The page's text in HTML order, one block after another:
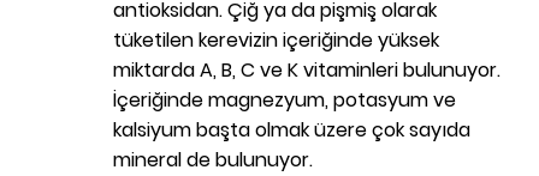
antioksidan. Çiğ ya da pişmiş olarak
tüketilen kerevizin içeriğinde yüksek
miktarda A, B, C ve K vitaminleri bulunuyor.
İçeriğinde magnezyum, potasyum ve
kalsiyum başta olmak üzere çok sayıda
mineral de bulunuyor.